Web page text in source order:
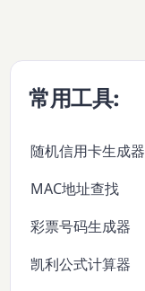
常用工具:
随机信用卡生成器
MAC地址查找
彩票号码生成器
凯利公式计算器